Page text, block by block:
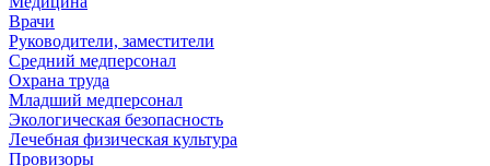
Врачи
Руководители, заместители
Средний медперсонал
Охрана труда
Младший медперсонал
Экологическая безопасность
Лечебная физическая культура
Провизоры